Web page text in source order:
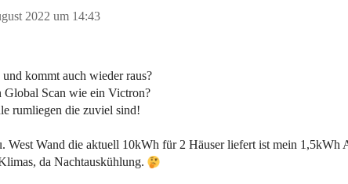
2022 um 14:43
kommt auch wieder raus?
Global Scan wie ein Victron?
rumliegen die zuviel sind!
West Wand die aktuell 10kWh für 2 Häuser liefert ist mein
da Nachtauskühlung.